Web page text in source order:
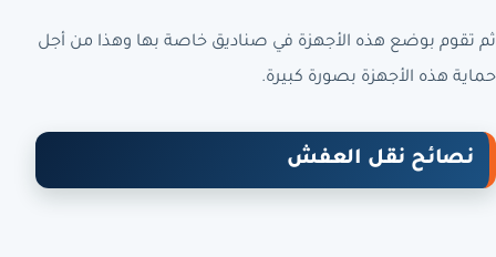
ثم تقوم بوضع هذه الأجهزة في صناديق خاصة بها وهذا من أجل
حماية هذه الأجهزة بصورة كبيرة.
نصائح نقل العفش